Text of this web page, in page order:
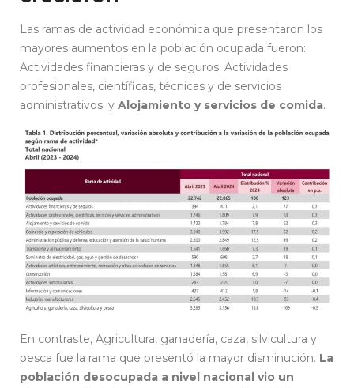
Las ramas de actividad económica que presentaron los
mayores aumentos en la población ocupada fueron:
Actividades financieras y de seguros; Actividades
profesionales, científicas, técnicas y de servicios
administrativos; y Alojamiento y servicios de comida.
En contraste, Agricultura, ganadería, caza, silvicultura y
pesca fue la rama que presentó la mayor disminución. La
población desocupada a nivel nacional vio un